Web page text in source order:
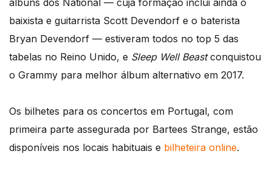
álbuns dos National — cuja formação inclui ainda o
baixista e guitarrista Scott Devendorf e o baterista
Bryan Devendorf — estiveram todos no top 5 das
tabelas no Reino Unido, e Sleep Well Beastconquistou
o Grammy para melhor álbum alternativo em 2017.
Os bilhetes para os concertos em Portugal, com
primeira parte assegurada por Bartees Strange, estão
disponíveis nos locais habituais e bilheteira online.